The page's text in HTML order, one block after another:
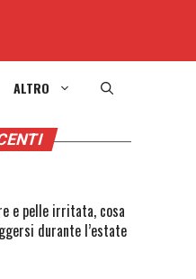
ALTRO
e pelle irritata, cosa
durante l’estate